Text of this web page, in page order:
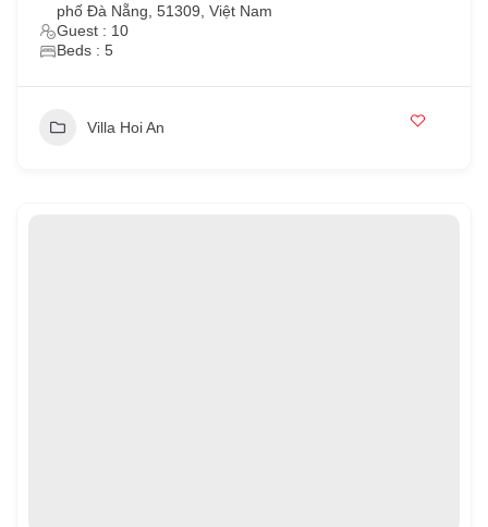
phố Đà Nẵng, 51309, Việt Nam
Guest : 10
Beds : 5
Villa Hoi An